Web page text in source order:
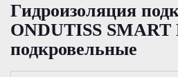
Гидроизоляция
ONDUTISS
подкровельные